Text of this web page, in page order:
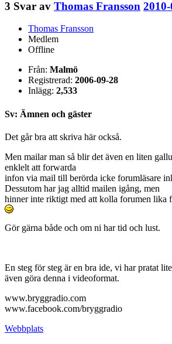
3 Svar av Thomas Fransson
Thomas Fransson
Medlem
Offline
Från: Malmö
Registrerad: 2006-09-28
Inlägg: 2,533
Sv: Ämnen och gäster
Det går bra att skriva här också.
Men mailar man så blir det även en liten
enklelt att forwarda
infon via mail till berörda icke forumläsare
Dessutom har jag alltid mailen igång, men
hinner inte riktigt med att kolla forumen lika
Gör gärna både och om ni har tid och lust.
En steg för steg är en bra ide, vi har pratat
även göra denna i videoformat.
www.bryggradio.com
www.facebook.com/bryggradio
Webbplats